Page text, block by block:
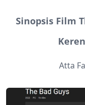
Sinopsis Film
Atta